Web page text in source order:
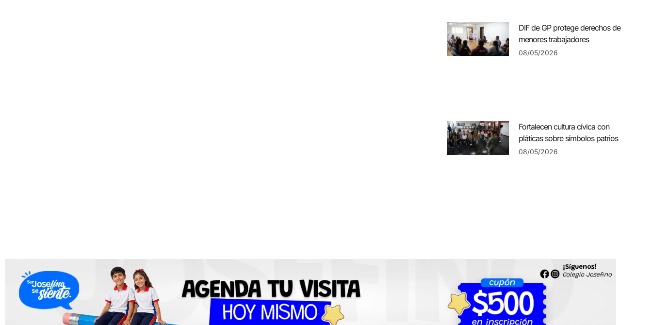
DIF de GP protege derechos de
menores trabajadores
08/05/2026
Fortalecen cultura cívica con
pláticas sobre símbolos patrios
08/05/2026